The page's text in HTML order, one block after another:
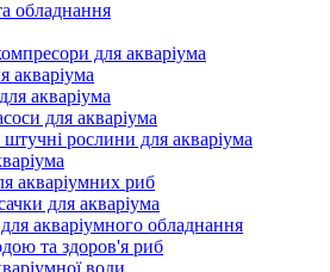
обладнання
для акваріума
акваріума
акваріума
для акваріума
штучні рослини для акваріума
акваріумних риб
для акваріума
акваріумного обладнання
та здоров'я риб
води